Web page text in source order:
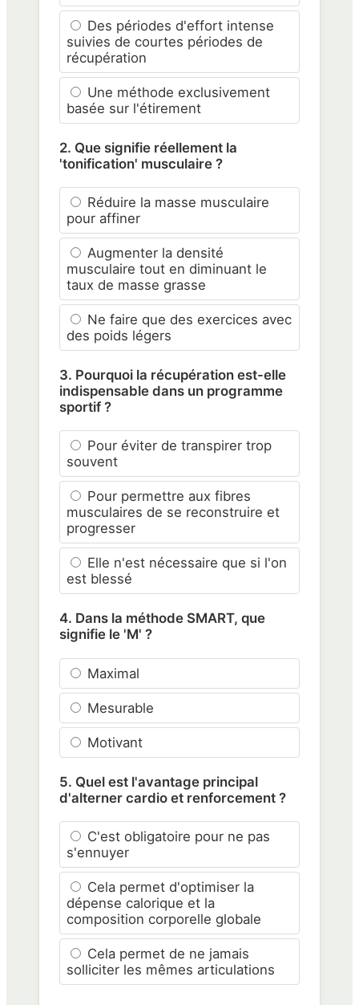
Des périodes d'effort intense
suivies de courtes périodes de
récupération
Une méthode exclusivement
basée sur l'étirement
2. Que signifie réellement la
'tonification' musculaire ?
Réduire la masse musculaire
pour affiner
Augmenter la densité
musculaire tout en diminuant le
taux de masse grasse
Ne faire que des exercices avec
des poids légers
3. Pourquoi la récupération est-elle
indispensable dans un programme
sportif ?
Pour éviter de transpirer trop
souvent
Pour permettre aux fibres
musculaires de se reconstruire et
progresser
Elle n'est nécessaire que si l'on
est blessé
4. Dans la méthode SMART, que
signifie le 'M' ?
Maximal
Mesurable
Motivant
5. Quel est l'avantage principal
d'alterner cardio et renforcement ?
C'est obligatoire pour ne pas
s'ennuyer
Cela permet d'optimiser la
dépense calorique et la
composition corporelle globale
Cela permet de ne jamais
solliciter les mêmes articulations